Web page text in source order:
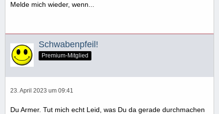
Melde mich wieder, wenn...
Schwabenpfeil!
Premium-Mitglied
23. April 2023 um 09:41
Du Armer. Tut mich echt Leid, was Du da gerade durchmachen